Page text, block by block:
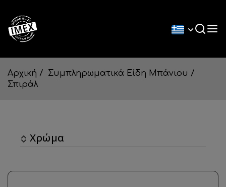
Αρχική
Συμπληρωματικά Είδη Μπάνιου
Σπιράλ
Χρώμα